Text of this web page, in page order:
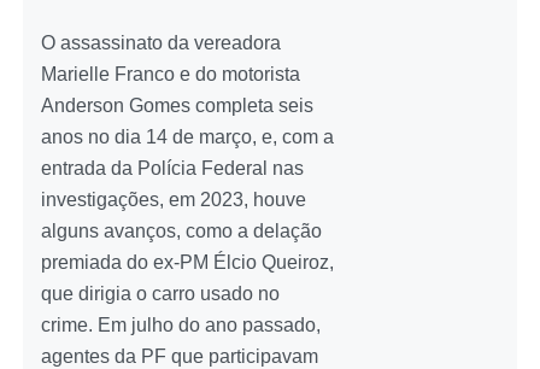
O assassinato da vereadora
Marielle Franco e do motorista
Anderson Gomes completa seis
anos no dia 14 de março, e, com a
entrada da Polícia Federal nas
investigações, em 2023, houve
alguns avanços, como a delação
premiada do ex-PM Élcio Queiroz,
que dirigia o carro usado no
crime. Em julho do ano passado,
agentes da PF que participavam